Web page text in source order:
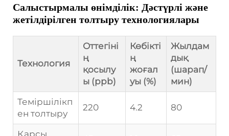
Салыстырмалы өнімділік: Дәстүрлі және
жетілдірілген толтыру технологиялары
Технология
Оттегіні
ң
қосылу
ы (ppb)
Көбікті
ң
жоғал
уы (%)
Жылдам
дық
(шарап/
мин)
Теміршілікп
ен толтыру
220 4.2 80
Қарсы